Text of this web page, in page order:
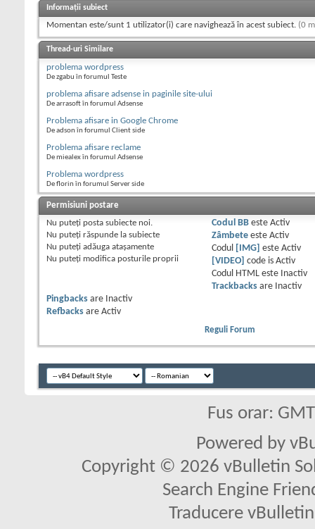
Informații subiect
Momentan este/sunt 1 utilizator(i) care navighează în acest subiect. (0
Thread-uri Similare
problema wordpress
De zgabu în forumul Teste
problema afisare adsense in paginile site-ului
De arrasoft în forumul Adsense
Problema afisare in Google Chrome
De adson în forumul Client side
Problema afisare reclame
De miealex în forumul Adsense
Problema wordpress
De florin în forumul Server side
Permisiuni postare
Nu puteţi posta subiecte noi.
Nu puteţi răspunde la subiecte
Nu puteţi adăuga ataşamente
Nu puteţi modifica posturile proprii
Codul BBeste Activ
Zâmbeteeste Activ
Codul
[IMG] este Activ
[VIDEO] code is Activ
Codul HTML este
Inactiv
Trackbacksare
Inactiv
Pingbacks are
Inactiv
Refbacks are Activ
Reguli Forum
Fus orar:
Powered by
Copyright © 2026 vBulletin
Search Engine
Traducere